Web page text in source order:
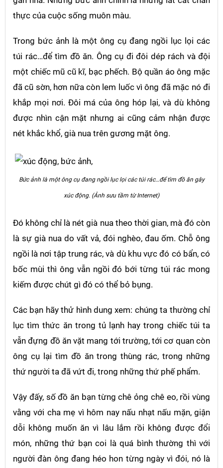
thực của cuộc sống muôn màu.
Trong bức ảnh là một ông cụ đang ngồi lục lọi các
túi rác…để tìm đồ ăn. Ông cụ đi đôi dép rách và đội
một chiếc mũ cũ kĩ, bạc phếch. Bộ quần áo ông mặc
đã cũ sờn, hơn nữa còn lem luốc vì ông đã mặc nó đi
khắp mọi nơi. Đôi má của ông hóp lại, và dù không
được nhìn cận mặt nhưng ai cũng cảm nhận được
nét khắc khổ, già nua trên gương mặt ông.
Bức ảnh là một ông cụ đang ngồi lục lọi các túi rác…để tìm đồ ăn gây
xúc động. (Ảnh sưu tầm từ Internet)
Đó không chỉ là nét già nua theo thời gian, mà đó còn
là sự già nua do vất vả, đói nghèo, đau ốm. Chỗ ông
ngồi là nơi tập trung rác, và dù khu vực đó có bẩn, có
bốc mùi thì ông vẫn ngồi đó bới từng túi rác mong
kiếm được chút gì đó có thể bỏ bụng.
Các bạn hãy thử hình dung xem: chúng ta thường chỉ
lục tìm thức ăn trong tủ lạnh hay trong chiếc túi ta
vẫn đựng đồ ăn vặt mang tới trường, tới cơ quan còn
ông cụ lại tìm đồ ăn trong thùng rác, trong những
thứ người ta đã vứt đi, trong những thứ phế phẩm.
Vậy đấy, số đồ ăn bạn từng chê ỏng chê eo, rồi vùng
vằng với cha mẹ vì hôm nay nấu nhạt nấu mặn, giận
dỗi không muốn ăn vì lâu lắm rồi không được đổi
món, những thứ bạn coi là quá bình thường thì với
người đàn ông đang héo hon từng ngày vì đói, nó là